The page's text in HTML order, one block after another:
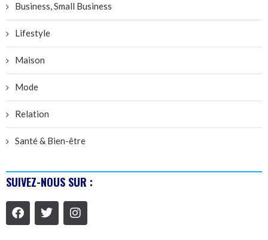
Business, Small Business
Lifestyle
Maison
Mode
Relation
Santé & Bien-être
SUIVEZ-NOUS SUR :